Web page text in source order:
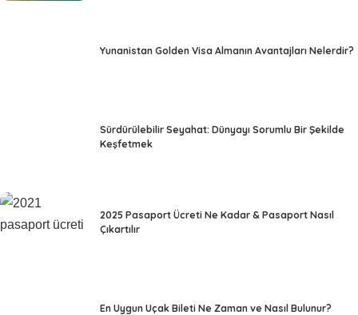
Yunanistan Golden Visa Almanın Avantajları Nelerdir?
Sürdürülebilir Seyahat: Dünyayı Sorumlu Bir Şekilde
Keşfetmek
2025 Pasaport Ücreti Ne Kadar & Pasaport Nasıl
Çıkartılır
En Uygun Uçak Bileti Ne Zaman ve Nasıl Bulunur?